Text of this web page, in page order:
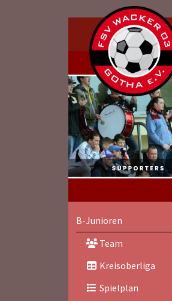
B-Junioren
Team
Kreisoberliga
Spielplan